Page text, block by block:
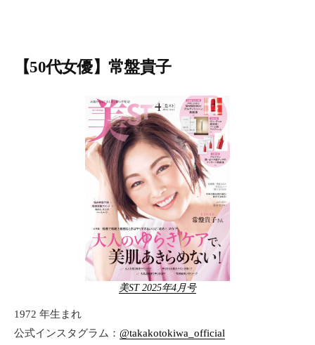
【50代女優】常盤貴子
美ST 2025年4月号
1972 年生まれ
公式インスタグラム： @takakotokiwa_official